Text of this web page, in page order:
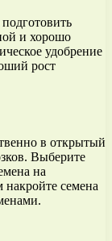
и хорошо
удобрение
рост
в открытый
Выберите
на
накройте семена